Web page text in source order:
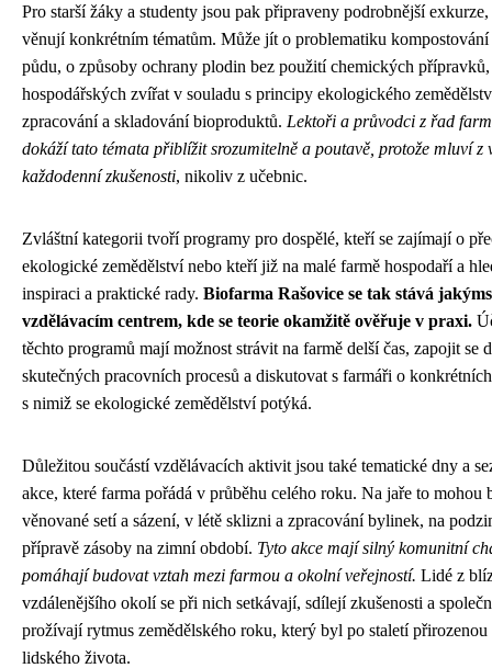
Pro starší žáky a studenty jsou pak připraveny podrobnější exkurze,
věnují konkrétním tématům. Může jít o problematiku kompostování
půdu, o způsoby ochrany plodin bez použití chemických
hospodářských zvířat v souladu s principy ekologického
zpracování a skladování bioproduktů. Lektoři a průvodci z řad
dokáží tato témata přiblížit srozumitelně a poutavě, protože mluví z
každodenní zkušenosti, nikoliv z učebnic.
Zvláštní kategorii tvoří programy pro dospělé, kteří se zajímají o
ekologické zemědělství nebo kteří již na malé farmě hospodaří a
inspiraci a praktické rady. Biofarma Rašovice se tak stává
vzdělávacím centrem, kde se teorie okamžitě ověřuje v praxi.
těchto programů mají možnost strávit na farmě delší čas, zapojit se
skutečných pracovních procesů a diskutovat s farmáři o
s nimiž se ekologické zemědělství potýká.
Důležitou součástí vzdělávacích aktivit jsou také tematické dny a
akce, které farma pořádá v průběhu celého roku. Na jaře to mohou
věnované setí a sázení, v létě sklizni a zpracování bylinek, na
přípravě zásoby na zimní období. Tyto akce mají silný komunitní
pomáhají budovat vztah mezi farmou a okolní veřejností. Lidé z
vzdálenějšího okolí se při nich setkávají, sdílejí zkušenosti a
prožívají rytmus zemědělského roku, který byl po staletí přirozenou
lidského života.